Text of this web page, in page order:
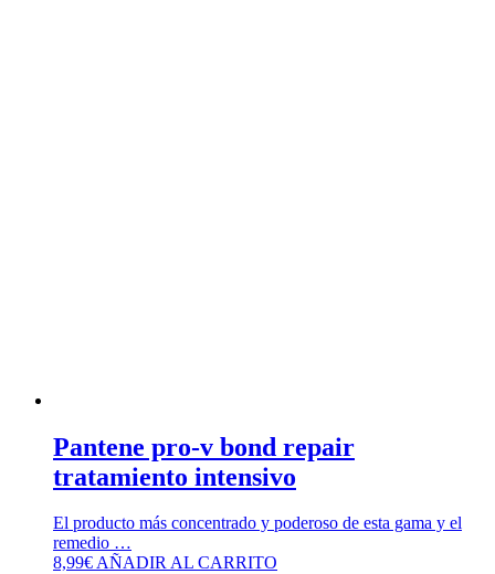
Pantene pro-v bond repair
tratamiento intensivo
El producto más concentrado y poderoso de esta gama y el
remedio …
8,99€AÑADIR AL CARRITO